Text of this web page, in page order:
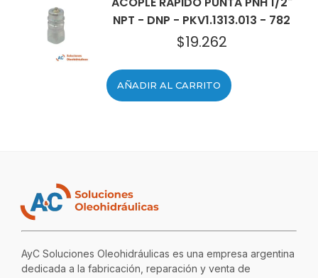
NPT - DNP - PKV1.1313.013 - 782
$19.262
AÑADIR AL CARRITO
AyC Soluciones Oleohidráulicas es una empresa argentina
dedicada a la fabricación, reparación y venta de